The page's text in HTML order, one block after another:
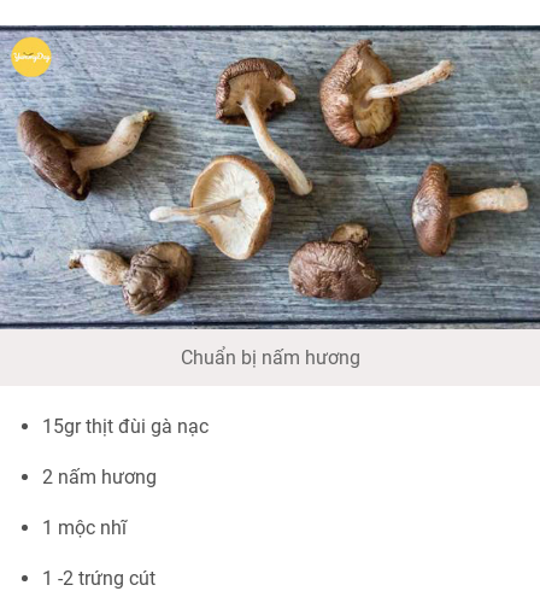
Chuẩn bị nấm hương
15gr thịt đùi gà nạc
2 nấm hương
1 mộc nhĩ
1 -2 trứng cút